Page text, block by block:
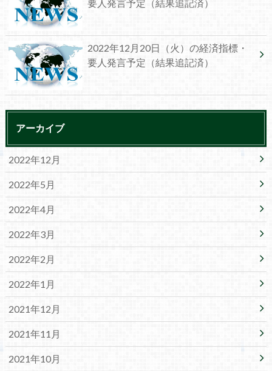
要人発言予定（結果追記済）
2022年12月20日（火）の経済指標・
要人発言予定（結果追記済）
アーカイブ
2022年12月
2022年5月
2022年4月
2022年3月
2022年2月
2022年1月
2021年12月
2021年11月
2021年10月